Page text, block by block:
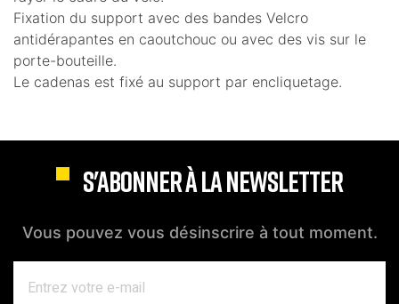
Fixation du support avec des bandes Velcro
antidérapantes en caoutchouc ou avec des vis sur le
porte-bouteille.
Le cadenas est fixé au support par encliquetage.
S'ABONNER À LA NEWSLETTER
Vous pouvez vous désinscrire à tout moment.